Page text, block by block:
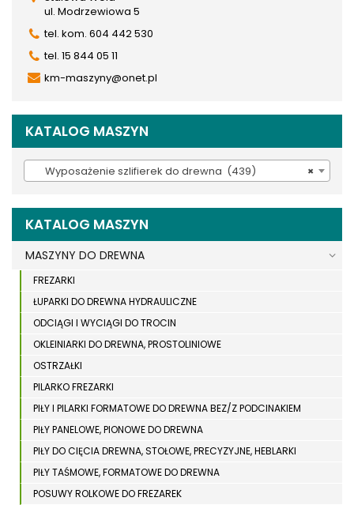
ul. Modrzewiowa 5
tel. kom. 604 442 530
tel. 15 844 05 11
km-maszyny@onet.pl
KATALOG MASZYN
×
Wyposażenie szlifierek do drewna (439)
KATALOG MASZYN
MASZYNY DO DREWNA
FREZARKI
ŁUPARKI DO DREWNA HYDRAULICZNE
ODCIĄGI I WYCIĄGI DO TROCIN
OKLEINIARKI DO DREWNA, PROSTOLINIOWE
OSTRZAŁKI
PILARKO FREZARKI
PIŁY I PILARKI FORMATOWE DO DREWNA BEZ/Z PODCINAKIEM
PIŁY PANELOWE, PIONOWE DO DREWNA
PIŁY DO CIĘCIA DREWNA, STOŁOWE, PRECYZYJNE, HEBLARKI
PIŁY TAŚMOWE, FORMATOWE DO DREWNA
POSUWY ROLKOWE DO FREZAREK